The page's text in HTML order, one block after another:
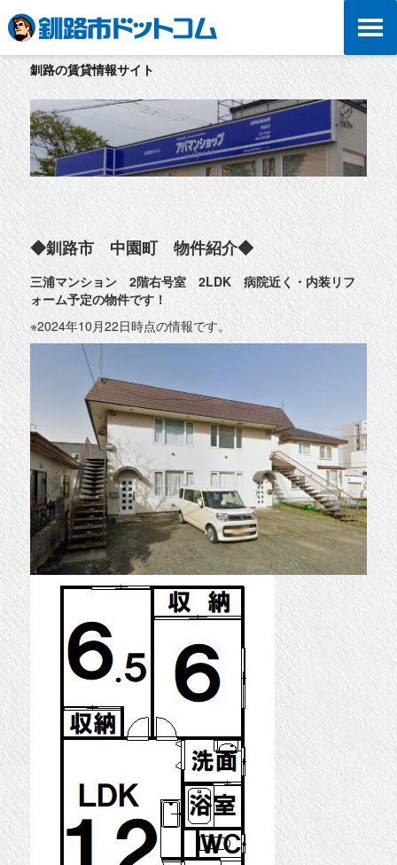
釧路の賃貸情報サイト
◆釧路市 中園町 物件紹介◆
三浦マンション 2階右号室 2LDK 病院近く・内装リフ
ォーム予定の物件です！
※2024年10月22日時点の情報です。